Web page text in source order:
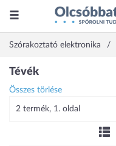
Szórakoztató elektronika
Tévék
Összes törlése
2 termék, 1. oldal